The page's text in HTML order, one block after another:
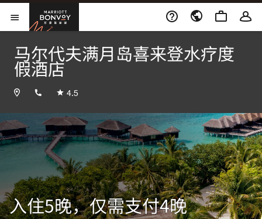
Skip to Content
打开菜单万豪旅享家
马尔代夫满月岛喜来登水疗度
假酒店
+9606642010
4.5
入住5晚，仅需支付4晚